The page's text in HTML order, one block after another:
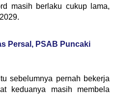
masih berlaku cukup lama,
Persal, PSAB Puncaki
sebelumnya pernah bekerja
keduanya masih membela